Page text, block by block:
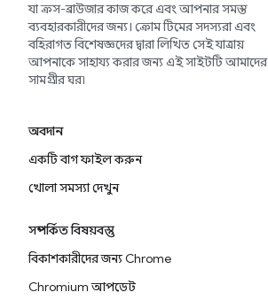
যা ক্রস-ব্রাউজার কাজ করে এবং আপনার সমস্ত
ব্যবহারকারীদের জন্য। ক্রোম টিমের সদস্যরা এবং
বহিরাগত বিশেষজ্ঞদের দ্বারা লিখিত সেই যাত্রায়
আপনাকে সাহায্য করার জন্য এই সাইটটি আমাদের
সামগ্রীর ঘর৷
অবদান
একটি বাগ ফাইল করুন
খোলা সমস্যা দেখুন
সম্পর্কিত বিষয়বস্তু
বিকাশকারীদের জন্য Chrome
Chromium আপডেট